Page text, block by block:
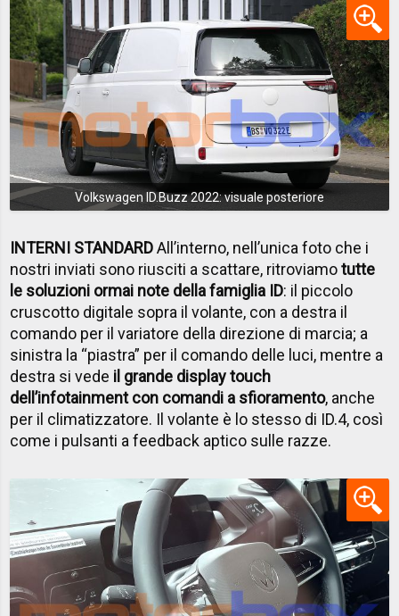
Volkswagen ID.Buzz 2022: visuale posteriore
INTERNI STANDARDAll’interno, nell’unica foto che i
nostri inviati sono riusciti a scattare, ritroviamotutte
le soluzioni ormai note della famiglia ID: il piccolo
cruscotto digitale sopra il volante, con a destra il
comando per il variatore della direzione di marcia; a
sinistra la “piastra” per il comando delle luci, mentre a
destra si vede il grande display touch
dell’infotainment con comandi a sfioramento, anche
per il climatizzatore. Il volante è lo stesso di ID.4, così
come i pulsanti a feedback aptico sulle razze.